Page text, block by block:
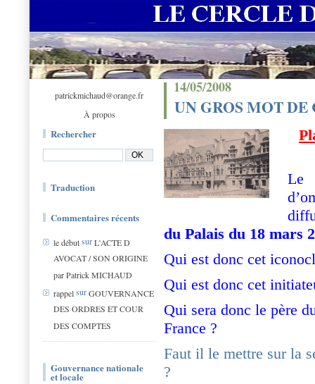
patrickmichaud@orange.fr
À propos
Rechercher
Traduction
Commentaires récents
le débutsurL'ACTE D
AVOCAT / SON ORIGINE
par Patrick MICHAUD
rappelsurGOUVERNANCE
DES ORDRES ET COUR
DES COMPTES
Gouvernance nationale
et locale
14/05/2008
UN GROS MOT
Le
du Palais du 18 mars
Qui est donc cet
Qui est donc cet
Qui sera donc le père
France ?
Faut il le mettre sur la
?